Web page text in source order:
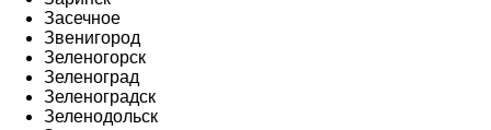
Засечное
Звенигород
Зеленогорск
Зеленоград
Зеленоградск
Зеленодольск